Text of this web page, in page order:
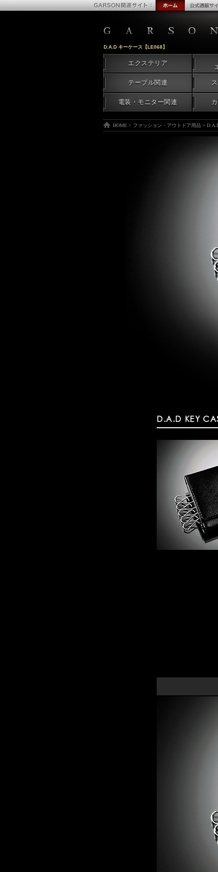
エクステリア
テーブル関連
電装・モニター関連
D.A.D キーケース【LE068】
HOME > ファッション・アウトドア用品 >
D.A.D KEY